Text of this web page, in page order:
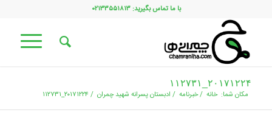
با ما تماس بگیرید: ۰۲۱۳۳۵۵۱۸۱۳
۲۰۱۷۱۲۲۴_۱۱۲۷۳۱
مکان شما: خانه /خبرنامه / ادبستان پسرانه شهید چمران / ۲۰۱۷۱۲۲۴_۱۱۲۷۳۱